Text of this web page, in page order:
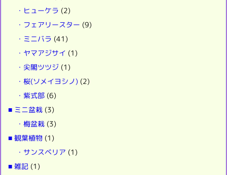
・ヒューケラ (2)
・フェアリースター (9)
・ミニバラ (41)
・ヤマアジサイ (1)
・尖閣ツツジ (1)
・桜(ソメイヨシノ) (2)
・紫式部 (6)
■ ミニ盆栽 (3)
・梅盆栽 (3)
■ 観葉植物 (1)
・サンスベリア (1)
■ 雑記 (1)